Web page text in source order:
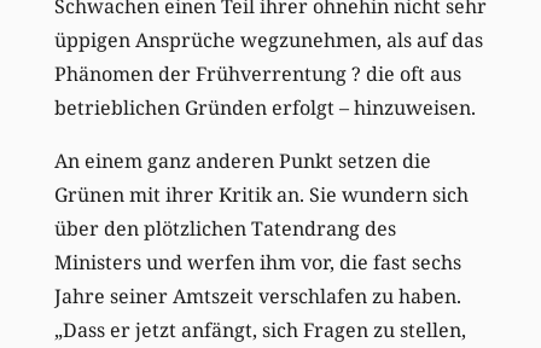
Schwachen einen Teil ihrer ohnehin nicht sehr
üppigen Ansprüche wegzunehmen, als auf das
Phänomen der Frühverrentung ? die oft aus
betrieblichen Gründen erfolgt – hinzuweisen.
An einem ganz anderen Punkt setzen die
Grünen mit ihrer Kritik an. Sie wundern sich
über den plötzlichen Tatendrang des
Ministers und werfen ihm vor, die fast sechs
Jahre seiner Amtszeit verschlafen zu haben.
„Dass er jetzt anfängt, sich Fragen zu stellen,